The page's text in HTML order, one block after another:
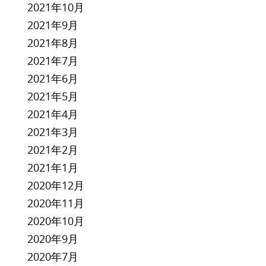
2021年10月
2021年9月
2021年8月
2021年7月
2021年6月
2021年5月
2021年4月
2021年3月
2021年2月
2021年1月
2020年12月
2020年11月
2020年10月
2020年9月
2020年7月